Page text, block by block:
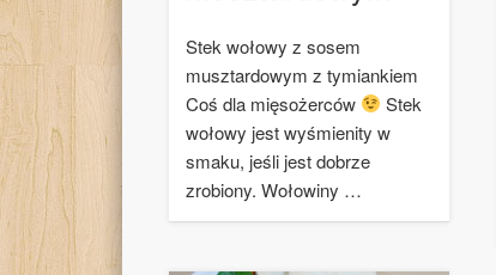
Stek wołowy z sosem
musztardowym z tymiankiem
Coś dla mięsożerców
Stek
wołowy jest wyśmienity w
smaku, jeśli jest dobrze
zrobiony. Wołowiny …